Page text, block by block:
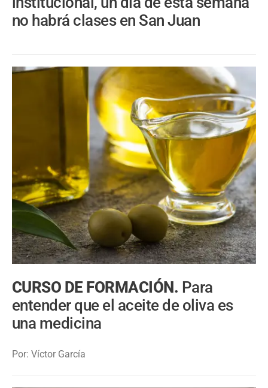
no habrá clases en San Juan
CURSO DE FORMACIÓN. Para
entender que el aceite de oliva es
una medicina
Por: Víctor García